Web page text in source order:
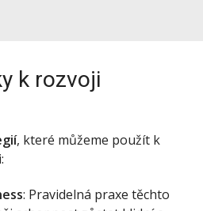
k rozvoji
, které můžeme použít k
: Pravidelná praxe těchto